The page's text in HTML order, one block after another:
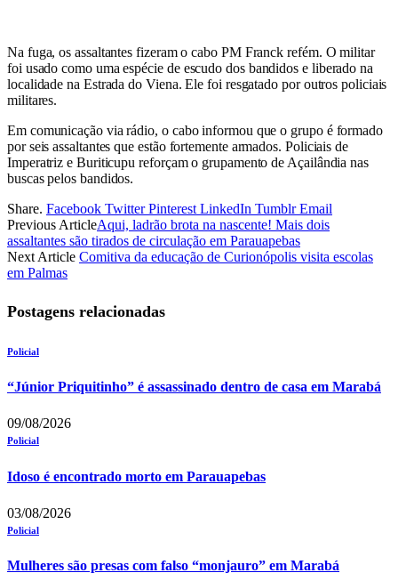
Na fuga, os assaltantes fizeram o cabo PM Franck refém. O militar
foi usado como uma espécie de escudo dos bandidos e liberado na
localidade na Estrada do Viena. Ele foi resgatado por outros policiais
militares.
Em comunicação via rádio, o cabo informou que o grupo é formado
por seis assaltantes que estão fortemente armados. Policiais de
Imperatriz e Buriticupu reforçam o grupamento de Açailândia nas
buscas pelos bandidos.
Share. Facebook Twitter Pinterest LinkedIn Tumblr Email
Previous ArticleAqui, ladrão brota na nascente! Mais dois
assaltantes são tirados de circulação em Parauapebas
Next Article Comitiva da educação de Curionópolis visita escolas
em Palmas
Postagens relacionadas
Policial
“Júnior Priquitinho” é assassinado dentro de casa em Marabá
09/08/2026
Policial
Idoso é encontrado morto em Parauapebas
03/08/2026
Policial
Mulheres são presas com falso “monjauro” em Marabá